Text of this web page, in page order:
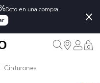
Dcto en una compra
×
0
Cinturones